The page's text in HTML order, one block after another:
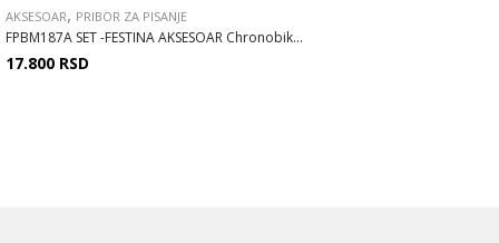
AKSESOAR, PRIBOR ZA PISANJE
FPBM187A SET -FESTINA AKSESOAR Chronobik...
17.800 RSD